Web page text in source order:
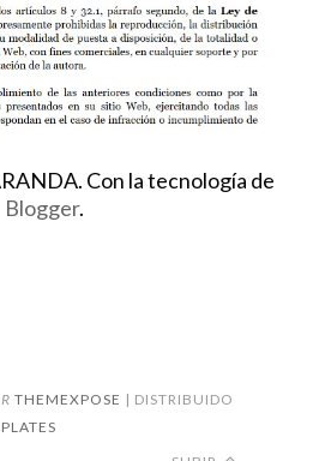
Con la tecnología de
Blogger.
THEMEXPOSE | DISTRIBUIDO